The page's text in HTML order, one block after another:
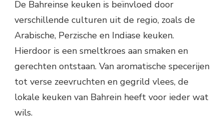
De Bahreinse keuken is beïnvloed door
verschillende culturen uit de regio, zoals de
Arabische, Perzische en Indiase keuken.
Hierdoor is een smeltkroes aan smaken en
gerechten ontstaan. Van aromatische specerijen
tot verse zeevruchten en gegrild vlees, de
lokale keuken van Bahrein heeft voor ieder wat
wils.